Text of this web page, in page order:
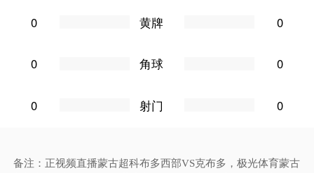
0 黄牌 0
0 角球 0
0 射门 0
备注：正视频直播蒙古超科布多西部VS克布多，极光体育蒙古